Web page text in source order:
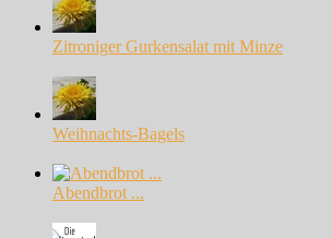
Zitroniger Gurkensalat mit Minze
Weihnachts-Bagels
Abendbrot ...